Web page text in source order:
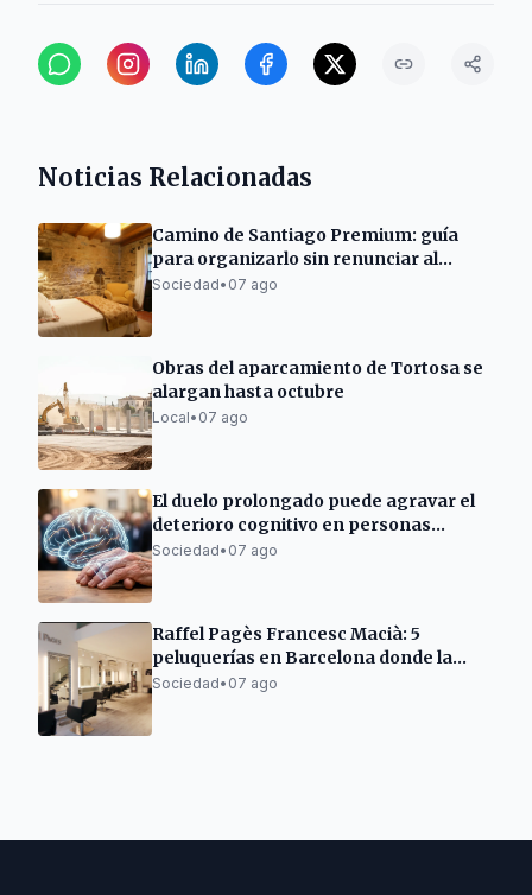
Noticias Relacionadas
Camino de Santiago Premium: guía
para organizarlo sin renunciar al
descanso
Sociedad• 07 ago
Obras del aparcamiento de Tortosa se
alargan hasta octubre
Local• 07 ago
El duelo prolongado puede agravar el
deterioro cognitivo en personas
mayores
Sociedad• 07 ago
Raffel Pagès Francesc Macià: 5
peluquerías en Barcelona donde la
excelencia no es tendencia, sino una
Sociedad• 07 ago